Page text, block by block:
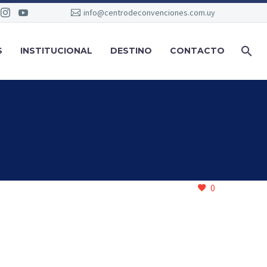
info@centrodeconvenciones.com.uy
INSTITUCIONAL DESTINO CONTACTO
0